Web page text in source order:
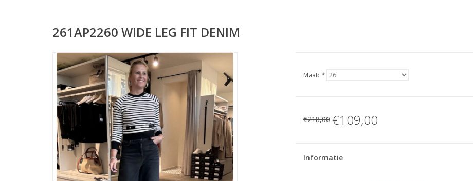
261AP2260 WIDE LEG FIT DENIM
Maat: *
€218,00 €109,00
Informatie